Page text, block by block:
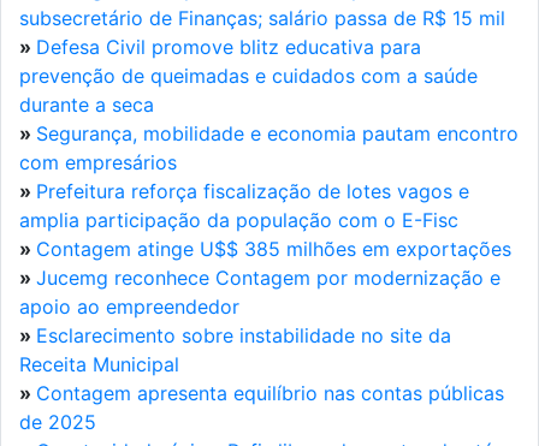
subsecretário de Finanças; salário passa de R$ 15 mil
» Defesa Civil promove blitz educativa para
prevenção de queimadas e cuidados com a saúde
durante a seca
» Segurança, mobilidade e economia pautam encontro
com empresários
» Prefeitura reforça fiscalização de lotes vagos e
amplia participação da população com o E-Fisc
» Contagem atinge U$$ 385 milhões em exportações
» Jucemg reconhece Contagem por modernização e
apoio ao empreendedor
» Esclarecimento sobre instabilidade no site da
Receita Municipal
» Contagem apresenta equilíbrio nas contas públicas
de 2025